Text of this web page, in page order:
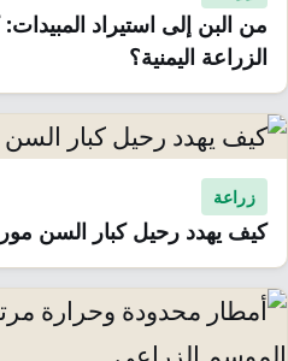
من البن إلى استيراد
الزراعة اليمنية؟
زراعة
كيف يهدد رحيل كبار السن